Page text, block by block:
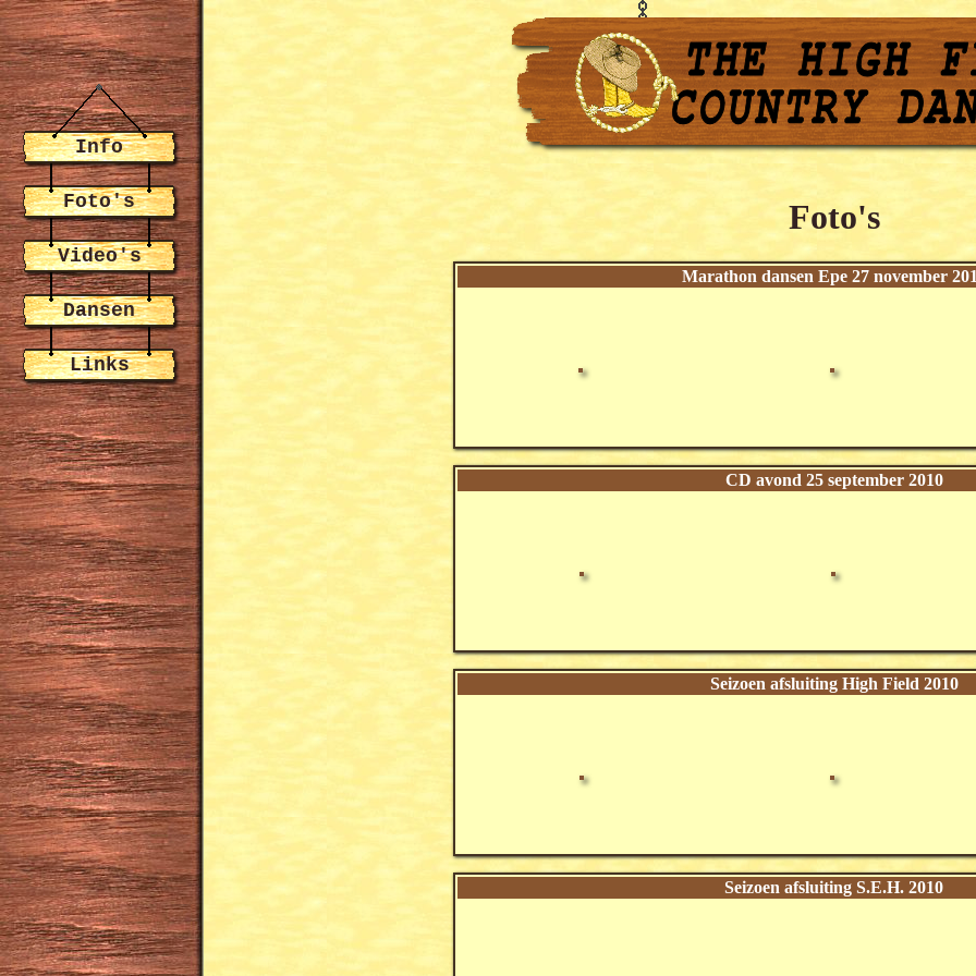
Info
Foto's
Video's
Dansen
Links
Foto's
Marathon dansen Epe 27 november
CD avond 25 september 2010
Seizoen afsluiting High Field 2010
Seizoen afsluiting S.E.H. 2010